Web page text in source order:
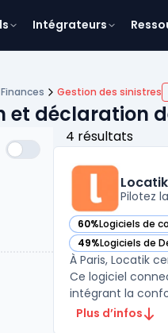
Intégrateurs
Gestion des sinistres
et déclaration
4 résultats
Locatik
Pilotez
60%Logiciels de
— voir Locatik
49%Logiciels de
— voir Locatik
À Paris, Locatik
Ce logiciel
intégrant la
Plus d’infos